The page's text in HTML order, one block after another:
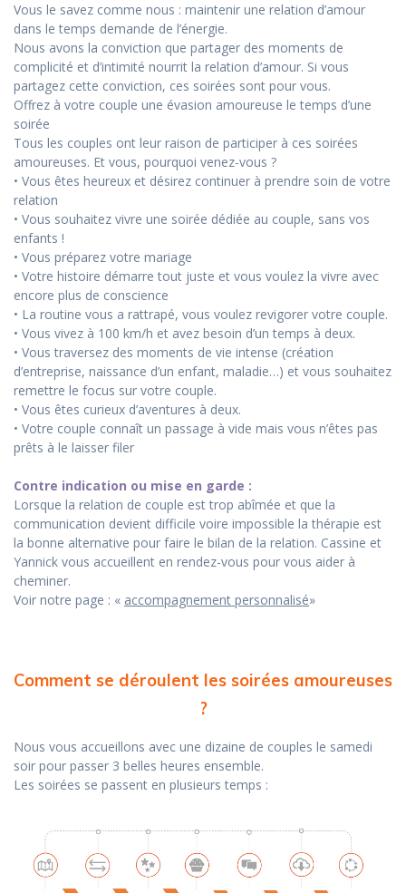
Vous le savez comme nous : maintenir une relation d’amour
dans le temps demande de l’énergie.
Nous avons la conviction que partager des moments de
complicité et d’intimité nourrit la relation d’amour. Si vous
partagez cette conviction, ces soirées sont pour vous.
Offrez à votre couple une évasion amoureuse le temps d’une
soirée
Tous les couples ont leur raison de participer à ces soirées
amoureuses. Et vous, pourquoi venez-vous ?
• Vous êtes heureux et désirez continuer à prendre soin de votre
relation
• Vous souhaitez vivre une soirée dédiée au couple, sans vos
enfants !
• Vous préparez votre mariage
• Votre histoire démarre tout juste et vous voulez la vivre avec
encore plus de conscience
• La routine vous a rattrapé, vous voulez revigorer votre couple.
• Vous vivez à 100 km/h et avez besoin d’un temps à deux.
• Vous traversez des moments de vie intense (création
d’entreprise, naissance d’un enfant, maladie…) et vous souhaitez
remettre le focus sur votre couple.
• Vous êtes curieux d’aventures à deux.
• Votre couple connaît un passage à vide mais vous n’êtes pas
prêts à le laisser filer
Contre indication ou mise en garde :
Lorsque la relation de couple est trop abîmée et que la
communication devient difficile voire impossible la thérapie est
la bonne alternative pour faire le bilan de la relation. Cassine et
Yannick vous accueillent en rendez-vous pour vous aider à
cheminer.
Voir notre page : « accompagnement personnalisé»
Comment se déroulent les soirées amoureuses
?
Nous vous accueillons avec une dizaine de couples le samedi
soir pour passer 3 belles heures ensemble.
Les soirées se passent en plusieurs temps :